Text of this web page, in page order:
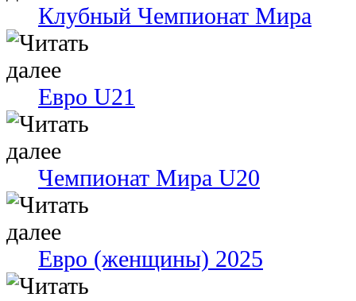
Клубный Чемпионат Мира
Евро U21
Чемпионат Мира U20
Евро (женщины) 2025